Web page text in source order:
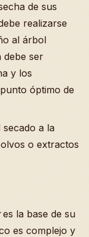
de sus
realizarse
al árbol
debe ser
y los
óptimo de
a la
o extractos
es la base de su
es complejo y